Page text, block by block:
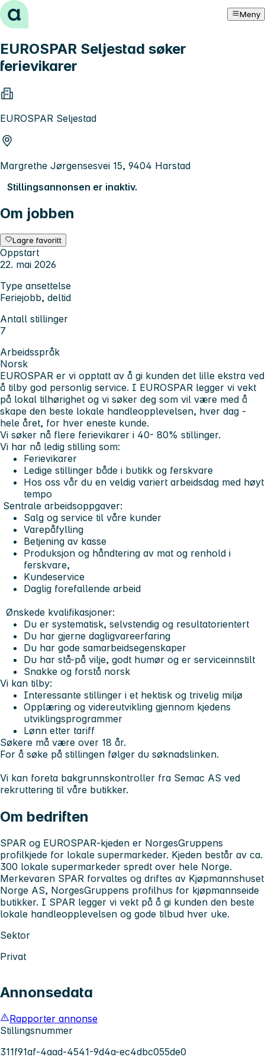
Hopp til innhold Meny
EUROSPAR Seljestad søker
ferievikarer
EUROSPAR Seljestad
Margrethe Jørgensesvei 15, 9404 Harstad
Stillingsannonsen er inaktiv.
Om jobben
Lagre favoritt
Oppstart
22. mai 2026
Type ansettelse
Feriejobb, deltid
Antall stillinger
7
Arbeidsspråk
Norsk
EUROSPAR er vi opptatt av å gi kunden det lille ekstra ved
å tilby god personlig service. I EUROSPAR legger vi vekt
på lokal tilhørighet og vi søker deg som vil være med å
skape den beste lokale handleopplevelsen, hver dag -
hele året, for hver eneste kunde.
Vi søker nå flere ferievikarer i 40- 80% stillinger.
Vi har nå ledig stilling som:
Ferievikarer
Ledige stillinger både i butikk og ferskvare
Hos oss vår du en veldig variert arbeidsdag med høyt
tempo
Sentrale arbeidsoppgaver:
Salg og service til våre kunder
Varepåfylling
Betjening av kasse
Produksjon og håndtering av mat og renhold i
ferskvare,
Kundeservice
Daglig forefallende arbeid
Ønskede kvalifikasjoner:
Du er systematisk, selvstendig og resultatorientert
Du har gjerne dagligvareerfaring
Du har gode samarbeidsegenskaper
Du har stå-på vilje, godt humør og er serviceinnstilt
Snakke og forstå norsk
Vi kan tilby:
Interessante stillinger i et hektisk og trivelig miljø
Opplæring og videreutvikling gjennom kjedens
utviklingsprogrammer
Lønn etter tariff
Søkere må være over 18 år.
For å søke på stillingen følger du søknadslinken.
Vi kan foreta bakgrunnskontroller fra Semac AS ved
rekruttering til våre butikker.
Om bedriften
SPAR og EUROSPAR-kjeden er NorgesGruppens
profilkjede for lokale supermarkeder. Kjeden består av ca.
300 lokale supermarkeder spredt over hele Norge.
Merkevaren SPAR forvaltes og driftes av Kjøpmannshuset
Norge AS, NorgesGruppens profilhus for kjøpmannseide
butikker. I SPAR legger vi vekt på å gi kunden den beste
lokale handleopplevelsen og gode tilbud hver uke.
Sektor
Privat
Annonsedata
Rapporter annonse
Stillingsnummer
311f91af-4aad-4541-9d4a-ec4dbc055de0